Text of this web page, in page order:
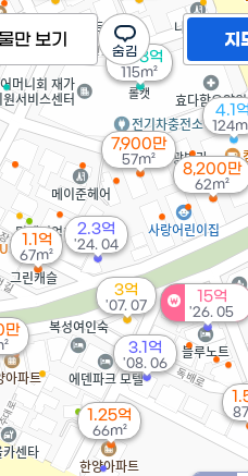
만
2.38억
115m²
1.1억
67m²
15억
'26. 05
4.1억
7,900만
57m²
8,200만
62m²
2.3억
'24. 04
1.25억
66m²
3.1억
'08. 06
3억
'07. 07
지
만 보기